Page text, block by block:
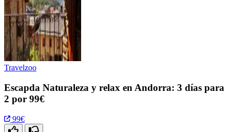
Travelzoo
Escapda Naturaleza y relax en Andorra: 3 días para
2 por 99€
99€